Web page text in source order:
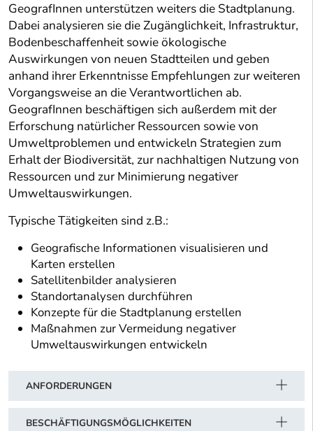
GeografInnen unterstützen weiters die Stadtplanung.
Dabei analysieren sie die Zugänglichkeit, Infrastruktur,
Bodenbeschaffenheit sowie ökologische
Auswirkungen von neuen Stadtteilen und geben
anhand ihrer Erkenntnisse Empfehlungen zur weiteren
Vorgangsweise an die Verantwortlichen ab.
GeografInnen beschäftigen sich außerdem mit der
Erforschung natürlicher Ressourcen sowie von
Umweltproblemen und entwickeln Strategien zum
Erhalt der Biodiversität, zur nachhaltigen Nutzung von
Ressourcen und zur Minimierung negativer
Umweltauswirkungen.
Typische Tätigkeiten sind z.B.:
Geografische Informationen visualisieren und
Karten erstellen
Satellitenbilder analysieren
Standortanalysen durchführen
Konzepte für die Stadtplanung erstellen
Maßnahmen zur Vermeidung negativer
Umweltauswirkungen entwickeln
ANFORDERUNGEN
BESCHÄFTIGUNGSMÖGLICHKEITEN